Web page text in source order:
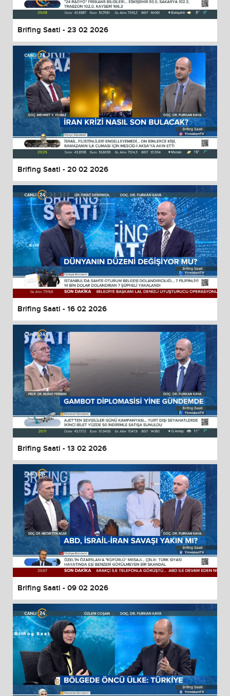
Brifing Saati - 23 02 2026
Brifing Saati - 20 02 2026
Brifing Saati - 16 02 2026
Brifing Saati - 13 02 2026
Brifing Saati - 09 02 2026